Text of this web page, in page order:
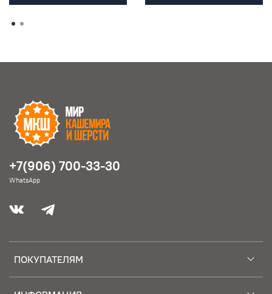
ПОКУПАТЕЛЯМ
+7(906) 700-33-30
WhatsApp